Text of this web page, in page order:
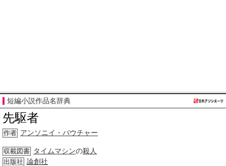
短編小説作品名辞典
先駆者
作者 アンソニイ・バウチャー
収載図書 タイムマシンの殺人
出版社 論創社